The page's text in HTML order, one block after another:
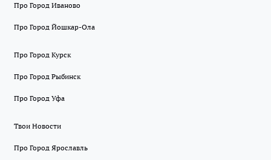
Про Город Иваново
Про Город Йошкар-Ола
Про Город Курск
Про Город Рыбинск
Про Город Уфа
Твои Новости
Про Город Ярославль